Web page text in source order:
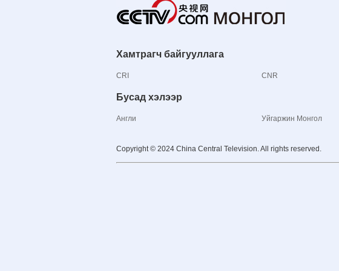
Хамтрагч байгууллага
CRI CNR
Бусад хэлээр
Англи Уйгаржин Монгол
Copyright © 2024 China Central Television. All rights reserved.